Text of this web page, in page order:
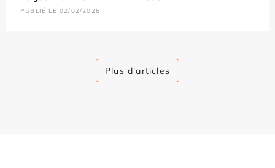
PUBLIÉ LE 02/02/2026
Plus d'articles